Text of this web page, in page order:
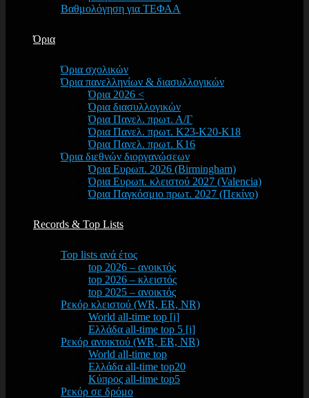
Βαθμολόγηση για ΤΕΦΑΑ
Όρια
Όρια σχολικών
Όρια πανελληνίων & διασυλλογικών
Όρια 2026 <
Όρια διασυλλογικών
Όρια Πανελ. πρωτ. Α/Γ
Όρια Πανελ. πρωτ. Κ23-Κ20-Κ18
Όρια Πανελ. πρωτ. Κ16
Όρια διεθνών διοργανώσεων
Όρια Ευρωπ. 2026 (Birmingham)
Όρια Ευρωπ. κλειστού 2027 (Valencia)
Όρια Παγκόσμιο πρωτ. 2027 (Πεκίνο)
Records & Top Lists
Top lists ανά έτος
top 2026 – ανοικτός
top 2026 – κλειστός
top 2025 – ανοικτός
Ρεκόρ κλειστού (WR, ER, NR)
World all-time top [i]
Ελλάδα all-time top 5 [i]
Ρεκόρ ανοικτού (WR, ER, NR)
World all-time top
Ελλάδα all-time top20
Κύπρος all-time top5
Ρεκόρ σε δρόμο